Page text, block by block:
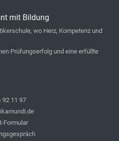
mit Bildung
wo Herz, Kompetenz und
Prüfungserfolg und eine erfüllte
92 11 97
Formular